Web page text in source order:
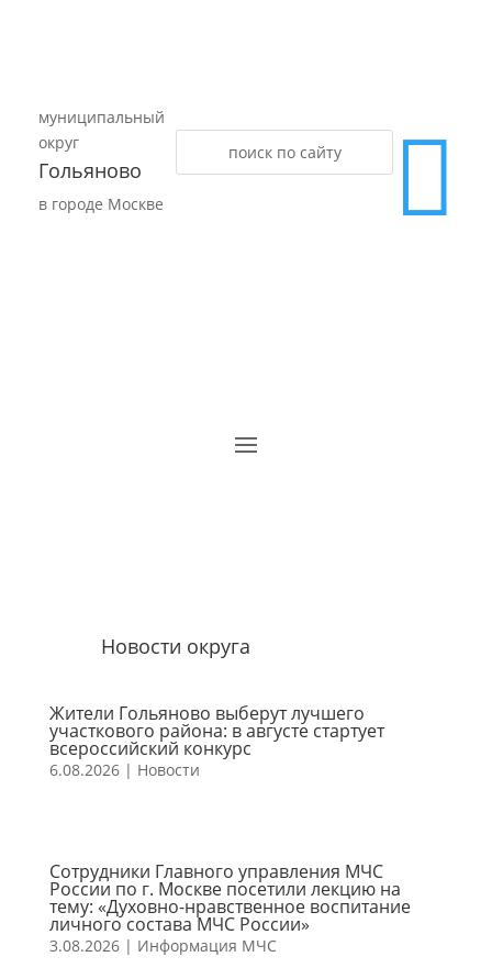
муниципальный
округ
Гольяново
в городе Москве 
Новости округа
Жители Гольяново выберут лучшего
участкового района: в августе стартует
всероссийский конкурс
6.08.2026| Новости
Сотрудники Главного управления МЧС
России по г. Москве посетили лекцию на
тему: «Духовно-нравственное воспитание
личного состава МЧС России»
3.08.2026| Информация МЧС